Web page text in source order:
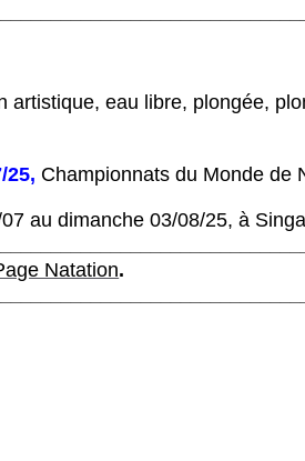
artistique, eau libre, plongée,
25, Championnats du Monde de
au dimanche 03/08/25, à
Natation.